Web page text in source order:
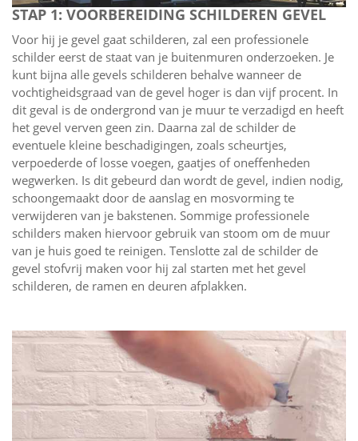
STAP 1: VOORBEREIDING SCHILDEREN GEVEL
Voor hij je gevel gaat schilderen, zal een professionele
schilder eerst de staat van je buitenmuren onderzoeken. Je
kunt bijna alle gevels schilderen behalve wanneer de
vochtigheidsgraad van de gevel hoger is dan vijf procent. In
dit geval is de ondergrond van je muur te verzadigd en heeft
het gevel verven geen zin. Daarna zal de schilder de
eventuele kleine beschadigingen, zoals scheurtjes,
verpoederde of losse voegen, gaatjes of oneffenheden
wegwerken. Is dit gebeurd dan wordt de gevel, indien nodig,
schoongemaakt door de aanslag en mosvorming te
verwijderen van je bakstenen. Sommige professionele
schilders maken hiervoor gebruik van stoom om de muur
van je huis goed te reinigen. Tenslotte zal de schilder de
gevel stofvrij maken voor hij zal starten met het gevel
schilderen, de ramen en deuren afplakken.